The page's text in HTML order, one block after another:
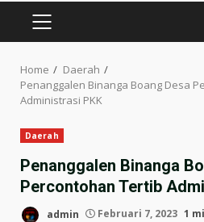
PRIMARY
MENU
Home
Daerah
Penanggalen Binanga Boang Desa
Administrasi PKK
Daerah
Penanggalen Binanga
Percontohan Tertib
admin Februari 7, 2023 1